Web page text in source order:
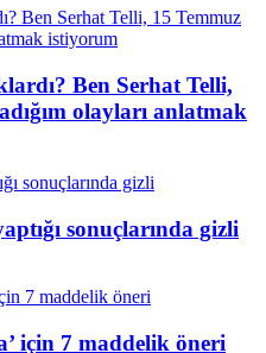
Ben Serhat Telli,
olayları anlatmak
sonuçlarında gizli
için 7 maddelik öneri